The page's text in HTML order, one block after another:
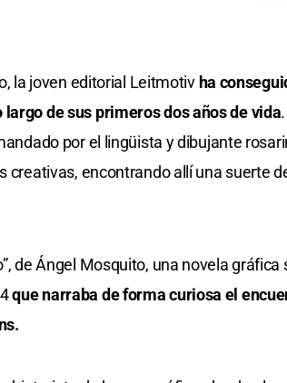
la joven editorial Leitmotivha
de sus primeros dos años de vida
por el lingüista y dibujante
creativas, encontrando allí una suerte
de Ángel Mosquito, una novela
que narraba de forma curiosa el